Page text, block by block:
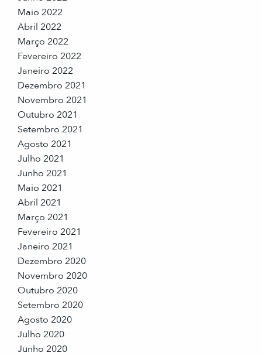
Maio 2022
Abril 2022
Março 2022
Fevereiro 2022
Janeiro 2022
Dezembro 2021
Novembro 2021
Outubro 2021
Setembro 2021
Agosto 2021
Julho 2021
Junho 2021
Maio 2021
Abril 2021
Março 2021
Fevereiro 2021
Janeiro 2021
Dezembro 2020
Novembro 2020
Outubro 2020
Setembro 2020
Agosto 2020
Julho 2020
Junho 2020